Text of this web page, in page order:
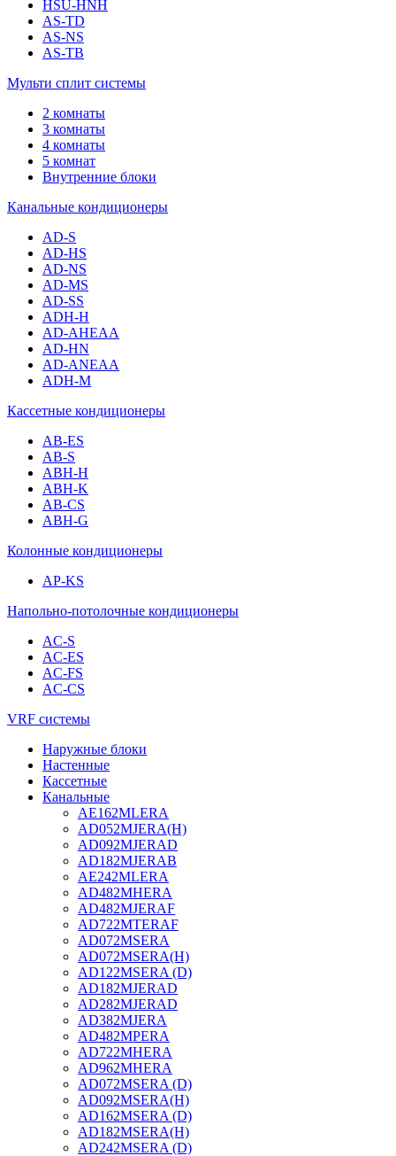
HSU-HNH
AS-TD
AS-NS
AS-TB
Мульти сплит системы
2 комнаты
3 комнаты
4 комнаты
5 комнат
Внутренние блоки
Канальные кондиционеры
AD-S
AD-HS
AD-NS
AD-MS
AD-SS
ADH-H
AD-AHEAA
AD-HN
AD-ANEAA
ADH-M
Кассетные кондиционеры
AB-ES
AB-S
ABH-H
ABH-K
AB-CS
ABH-G
Колонные кондиционеры
AP-KS
Напольно-потолочные кондиционеры
AC-S
AC-ES
AC-FS
AC-CS
VRF системы
Наружные блоки
Настенные
Кассетные
Канальные
AE162MLERA
AD052MJERA(H)
AD092MJERAD
AD182MJERAB
AE242MLERA
AD482MHERA
AD482MJERAF
AD722MTERAF
AD072MSERA
AD072MSERA(H)
AD122MSERA (D)
AD182MJERAD
AD282MJERAD
AD382MJERA
AD482MPERA
AD722MHERA
AD962MHERA
AD072MSERA (D)
AD092MSERA(H)
AD162MSERA (D)
AD182MSERA(H)
AD242MSERA (D)